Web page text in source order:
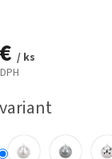
/ ks